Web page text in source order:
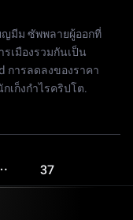
ญมีม ซัพพลายผู้ออกที่
รเมืองรวมกันเป็น
การลดลงของราคา
เก็งกำไรคริปโต.
37